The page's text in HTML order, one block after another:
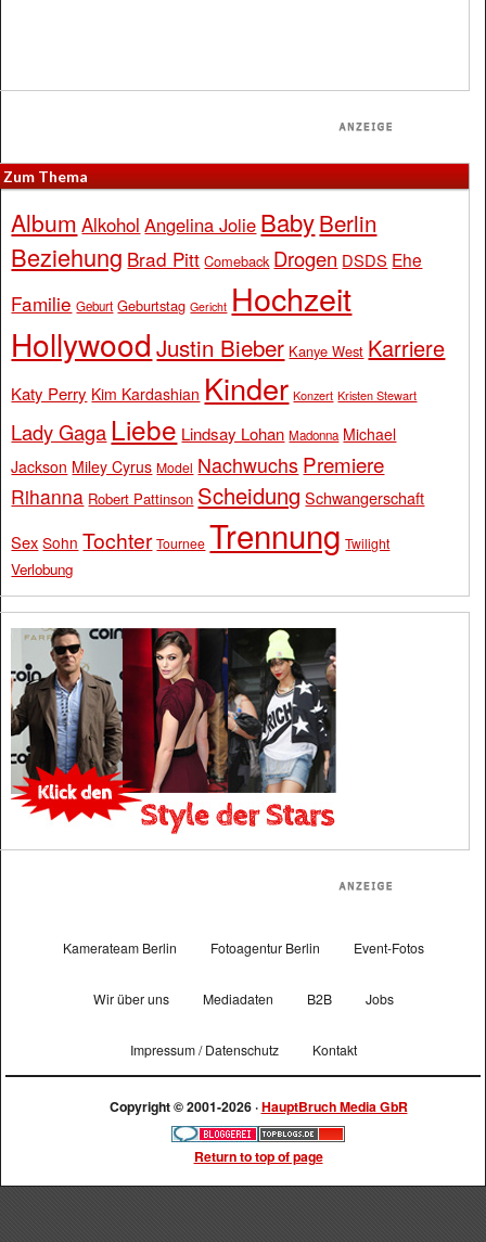
Zum Thema
Album Alkohol Angelina Jolie BabyBerlin
Beziehung Brad Pitt Comeback Drogen DSDS Ehe
Familie Geburt Geburtstag Gericht Hochzeit
Hollywood Justin Bieber Kanye West Karriere
Katy Perry Kim Kardashian Kinder Konzert Kristen Stewart
Lady Gaga Liebe Lindsay Lohan Madonna Michael
Jackson Miley Cyrus Model Nachwuchs Premiere
Rihanna Robert Pattinson Scheidung Schwangerschaft
Sex Sohn Tochter Tournee Trennung Twilight
Verlobung
Kamerateam Berlin Fotoagentur Berlin Event-Fotos
Wir über uns Mediadaten B2B Jobs
Impressum / Datenschutz Kontakt
Copyright © 2001-2026 ·HauptBruch Media GbR
Return to top of page